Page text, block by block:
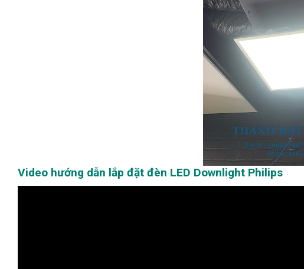
Video hướng dẫn lắp đặt đèn LED Downlight Philips